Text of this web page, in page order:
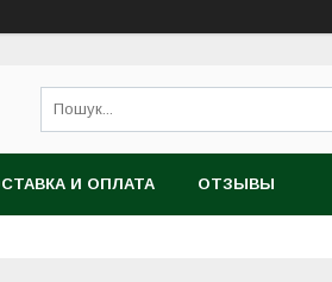
И ОПЛАТА ОТЗЫВЫ